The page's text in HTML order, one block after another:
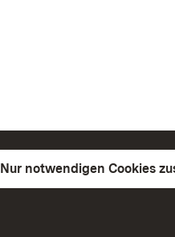
Nur notwendigen Cookies